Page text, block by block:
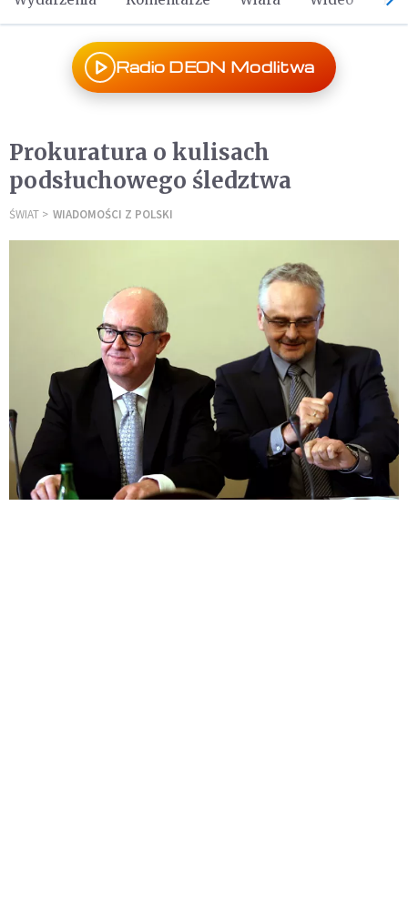
Radio DEON Modlitwa
Prokuratura o kulisach
podsłuchowego śledztwa
ŚWIAT WIADOMOŚCI Z POLSKI